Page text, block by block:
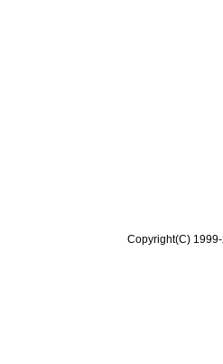
Copyright(C)